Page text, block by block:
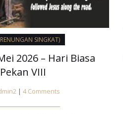
SINGKAT)
2026 – Hari Biasa
Pekan VIII
| 4 Comments